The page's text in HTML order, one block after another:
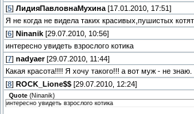
[5] ЛидияПавловнаМухина [17.01.2010, 17:51]
Я не когда не видела таких красивых,пушистых котят
[6] Ninanik [29.07.2010, 10:56]
интересно увидеть взрослого котика
[7] nadyaer[29.07.2010, 11:44]
Какая красота!!!! Я хочу такого!!! а вот муж - не
[8] ROCK_Lione$$ [29.07.2010, 12:24]
Quote (Ninanik)
интересно увидеть взрослого котика